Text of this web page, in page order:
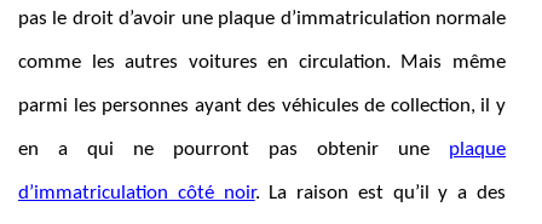
pas le droit d’avoir une plaque d’immatriculation normale
comme les autres voitures en circulation. Mais même
parmi les personnes ayant des véhicules de collection, il y
en a qui ne pourront pas obtenir une plaque
d’immatriculation côté noir. La raison est qu’il y a des